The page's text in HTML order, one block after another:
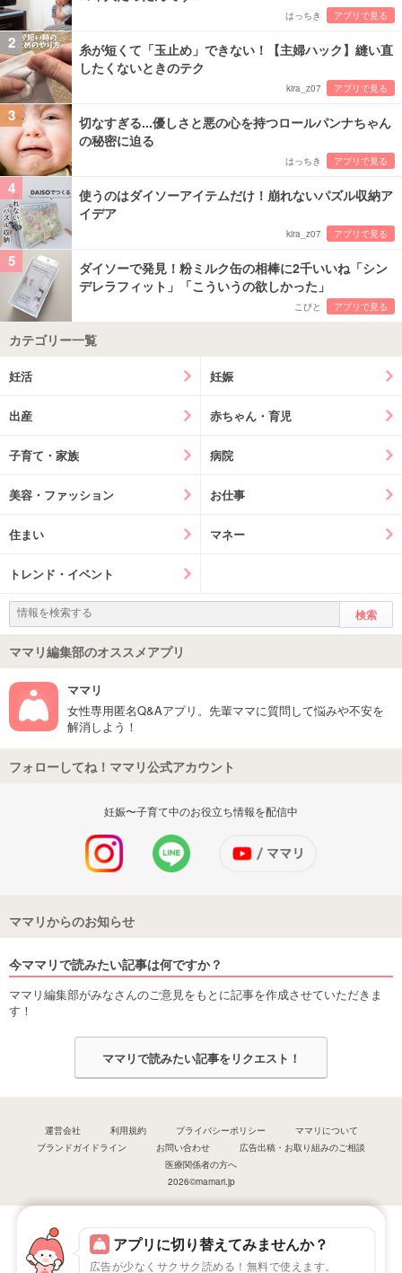
アプリに切り替えてみませんか？
広告が少なくサクサク読める！無料で使えます。
はっちき アプリで見る
2
糸が短くて「玉止め」できない！【主婦ハック】縫い直
したくないときのテク
kira_z07 アプリで見る
3
切なすぎる...優しさと悪の心を持つロールパンナちゃん
の秘密に迫る
はっちき アプリで見る
4
使うのはダイソーアイテムだけ！崩れないパズル収納ア
イデア
kira_z07 アプリで見る
5
ダイソーで発見！粉ミルク缶の相棒に2千いいね「シン
デレラフィット」「こういうの欲しかった」
こびと アプリで見る
カテゴリー一覧
妊活 妊娠
出産 赤ちゃん・育児
子育て・家族 病院
美容・ファッション お仕事
住まい マネー
トレンド・イベント
ママリ編集部のオススメアプリ
ママリ
女性専用匿名Q&Aアプリ。先輩ママに質問して悩みや不安を
解消しよう！
フォローしてね！ママリ公式アカウント
妊娠〜子育て中のお役立ち情報を配信中
ママリからのお知らせ
今ママリで読みたい記事は何ですか？
ママリ編集部がみなさんのご意見をもとに記事を作成させていただきま
す！
ママリで読みたい記事をリクエスト！
運営会社 利用規約 プライバシーポリシー
ママリについて
ブランドガイドライン
お問い合わせ
広告出稿・お取り組みのご相談
医療関係者の方へ
2026©mamari.jp